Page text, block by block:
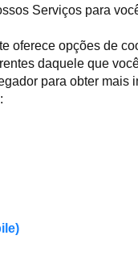
Serviços para
oferece opções de
daquele que
para obter